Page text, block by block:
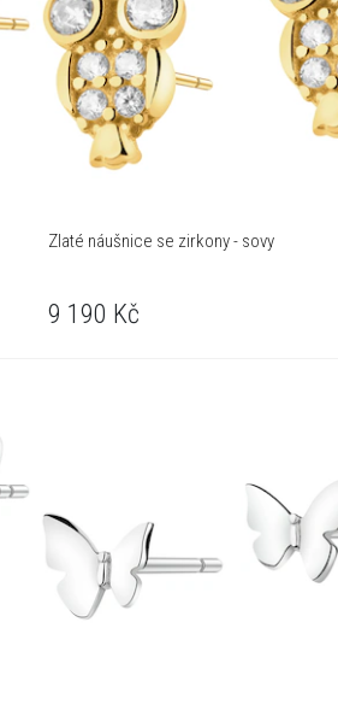
Zlaté náušnice se zirkony - sovy
9 190 Kč